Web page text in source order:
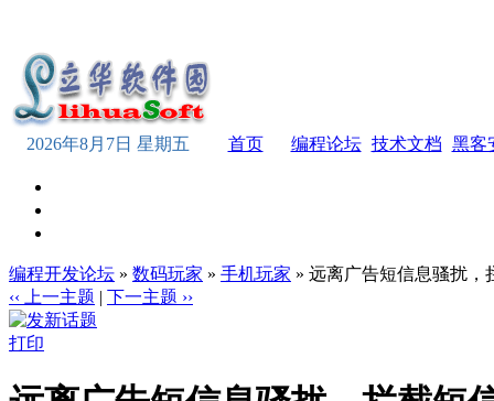
2026年8月7日 星期五 首页 编程论坛 技术文档 黑客
编程开发论坛 » 数码玩家 » 手机玩家 » 远离广告短信息骚扰
‹‹ 上一主题 | 下一主题 ››
打印